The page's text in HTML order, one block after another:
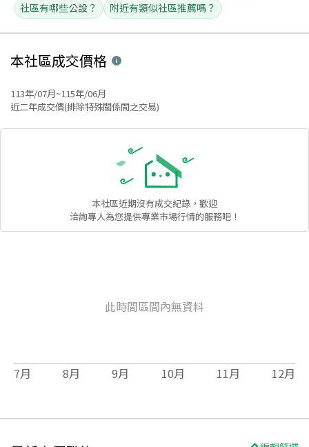
社區有哪些公設？
附近有類似社區推薦嗎？
本社區成交價格
113年/07月~115年/06月
近二年成交價(排除特殊關係間之交易)
本社區近期沒有成交紀錄，歡迎
洽詢專人為您提供專業市場行情的服務吧！
此時間區間內無資料
7月 8月 9月 10月 11月 12月